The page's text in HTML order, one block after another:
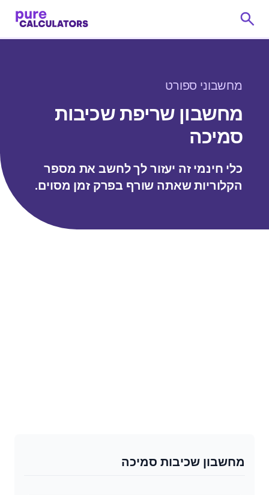
מחשבוני ספורט
מחשבון שריפת שכיבות
סמיכה
כלי חינמי זה יעזור לך לחשב את מספר
הקלוריות שאתה שורף בפרק זמן מסוים.
מחשבון שכיבות סמיכה